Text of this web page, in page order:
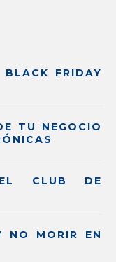
FRIDAY
TU NEGOCIO
CLUB DE
NO MORIR EN